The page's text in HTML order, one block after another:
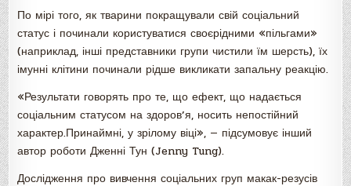
По мірі того, як тварини покращували свій соціальний
статус і починали користуватися своєрідними «пільгами»
(наприклад, інші представники групи чистили їм шерсть), їх
імунні клітини починали рідше викликати запальну реакцію.
«Результати говорять про те, що ефект, що надається
соціальним статусом на здоров’я, носить непостійний
характер.Принаймні, у зрілому віці», — підсумовує інший
автор роботи Дженні Тун (Jenny Tung).
Дослідження про вивчення соціальних груп макак-резусів